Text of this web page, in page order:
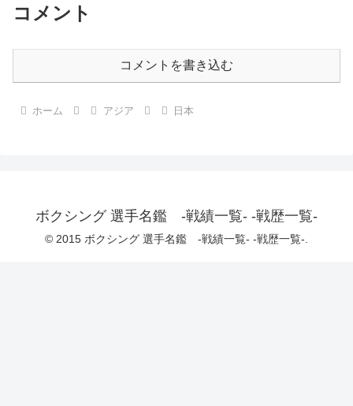
コメント
コメントを書き込む
ホーム アジア 日本
ボクシング 選手名鑑 -戦績一覧- -戦歴一覧-
© 2015 ボクシング 選手名鑑 -戦績一覧- -戦歴一覧-.